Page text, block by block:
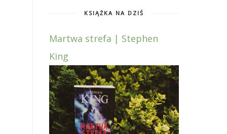
KSIĄŻKA NA DZIŚ
Martwa strefa | Stephen
King